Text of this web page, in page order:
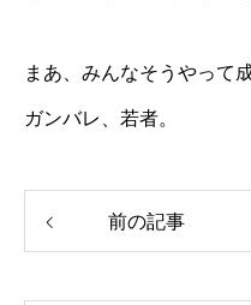
まあ、みんなそうやって
ガンバレ、若者。
前の記事